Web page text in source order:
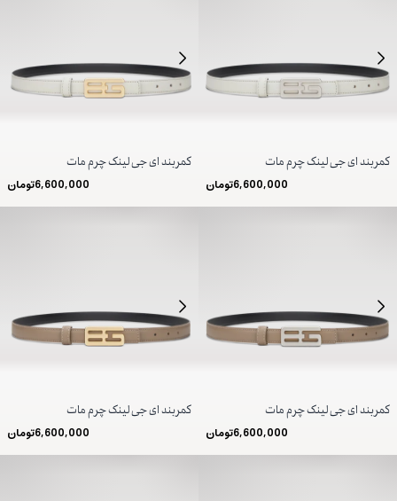
کمربند ای جی لینک چرم مات
6,600,000تومان
کمربند ای جی لینک چرم مات
6,600,000تومان
کمربند ای جی لینک چرم مات
6,600,000تومان
کمربند ای جی لینک چرم مات
6,600,000تومان